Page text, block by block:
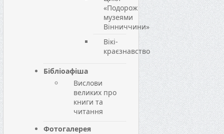
«Подорож
музеями
Вінниччини»
Вікі-
краєзнавство
Бібліоафіша
Вислови
великих про
книги та
читання
Фотогалерея